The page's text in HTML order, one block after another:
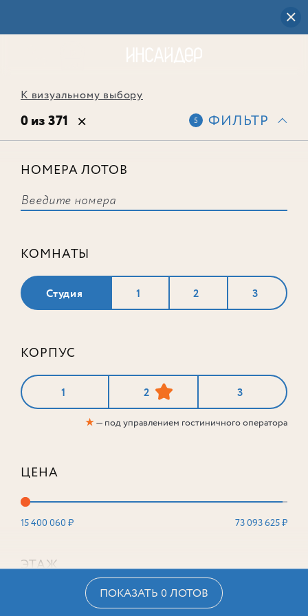
К визуальному выбору
0 из 371 5 ФИЛЬТР
НОМЕРА ЛОТОВ
КОМНАТЫ
Студия 1 2 3
КОРПУС
1 2 3
★— под управлением гостиничного оператора
ЦЕНА
15 400 060 ₽ 73 093 625 ₽
ЭТАЖ
ПОКАЗАТЬ 0 ЛОТОВ
соответствует ни одного лота